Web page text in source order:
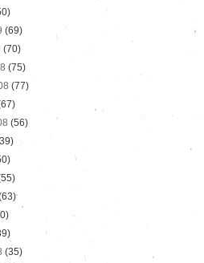
(69)
(70)
(75)
(77)
(56)
(35)